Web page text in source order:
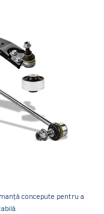
concepute pentru a